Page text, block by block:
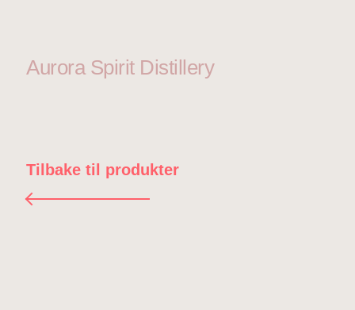
Aurora Spirit Distillery
Tilbake til produkter